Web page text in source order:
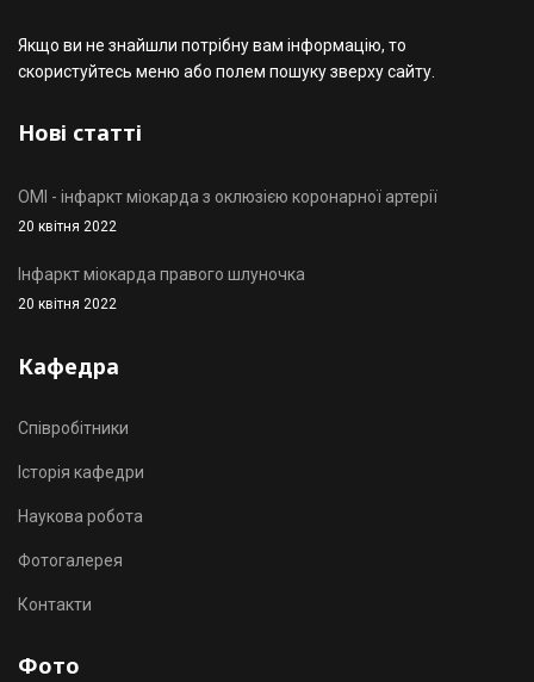
Якщо ви не знайшли потрібну вам інформацію, то
скористуйтесь меню або полем пошуку зверху сайту.
Нові статті
OMI - інфаркт міокарда з оклюзією коронарної артерії
20 квітня 2022
Інфаркт міокарда правого шлуночка
20 квітня 2022
Кафедра
Співробітники
Історія кафедри
Наукова робота
Фотогалерея
Контакти
Фото